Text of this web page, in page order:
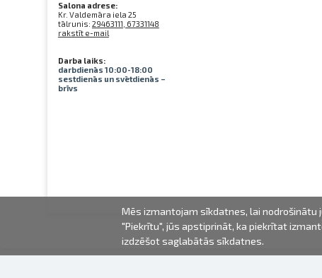
Salona adrese:
Kr. Valdemāra iela 25
tālrunis: 29463111, 67331148
rakstīt e-mail
Darba laiks:
darbdienās 10:00-18:00
sestdienās un svētdienās –
brīvs
Mēs izmantojam sīkdatnes, lai nodrošinātu
"Piekrītu", jūs apstiprināt, ka piekrītat
izdzēšot saglabātās sīkdatnes.